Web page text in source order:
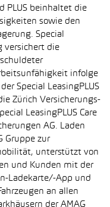
PLUS beinhaltet die
sowie den
Special
versichert die
infolge
Special LeasingPLUS
Zürich Versicherungs-
LeasingPLUS Care
AG. Laden
Gruppe zur
unterstützt von
und Kunden mit der
Ladekarte/-App und
an allen
der AMAG